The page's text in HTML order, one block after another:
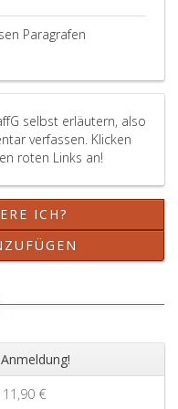
bis
zu
zu
die
Absatz
eins,
Ziffer
5,
mit
Handlung
durch
die
oder
Munition
der
Behörde
(Paragraph
Paragrafen
selbst erläutern, also
verfassen. Klicken
roten Links an!
ICH?
Anmeldung!
11,90 €